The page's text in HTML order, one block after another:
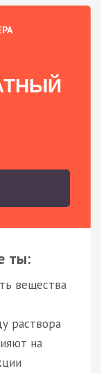
ты:
вещества
раствора
на